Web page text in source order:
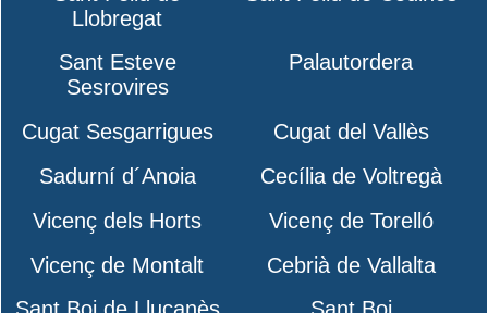
Llobregat
Sant Esteve
Sesrovires
Palautordera
Cugat Sesgarrigues
Cugat del Vallès
Sadurní d´Anoia
Cecília de Voltregà
Vicenç dels Horts
Vicenç de Torelló
Vicenç de Montalt
Cebrià de Vallalta